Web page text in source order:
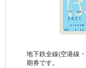
地下鉄全線(空港線・
期券です。